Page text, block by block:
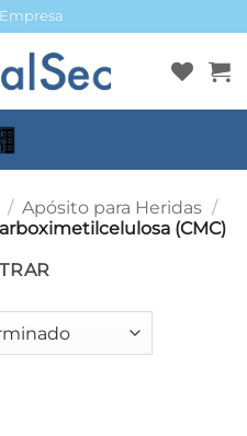
/ Apósito para Heridas /
(CMC)